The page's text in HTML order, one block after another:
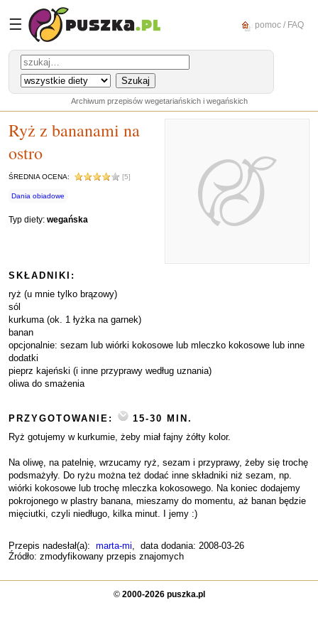
☰ pomoc / FAQ
Archiwum przepisów wegetariańskich i wegańskich
Ryż z bananami na
ostro
ŚREDNIA OCENA: [5]
Dania obiadowe
Typ diety: wegańska
SKŁADNIKI:
ryż (u mnie tylko brązowy)
sól
kurkuma (ok. 1 łyżka na garnek)
banan
opcjonalnie: sezam lub wiórki kokosowe lub mleczko kokosowe lub inne
dodatki
pieprz kajeński (i inne przyprawy według uznania)
oliwa do smażenia
PRZYGOTOWANIE:
15-30 MIN.
Ryż gotujemy w kurkumie, żeby miał fajny żółty kolor.
Na oliwę, na patelnię, wrzucamy ryż, sezam i przyprawy, żeby się trochę
podsmażyły. Do ryżu można też dodać inne składniki niż sezam, np.
wiórki kokosowe lub trochę mleczka kokosowego. Na koniec dodajemy
pokrojonego w plastry banana, mieszamy do momentu, aż banan będzie
mięciutki, czyli niedługo, kilka minut. I jemy :)
Przepis nadesłał(a): marta-mi, data dodania: 2008-03-26
Źródło: zmodyfikowany przepis znajomych
© 2000-2026 puszka.pl